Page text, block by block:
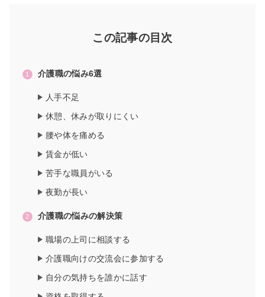
この記事の目次
介護職の悩み6選
人手不足
休憩、休みが取りにくい
腰や体を痛める
賃金が低い
苦手な職員がいる
夜勤が長い
介護職の悩みの解決策
職場の上司に相談する
介護職向けの交流会に参加する
自分の気持ちを誰かに話す